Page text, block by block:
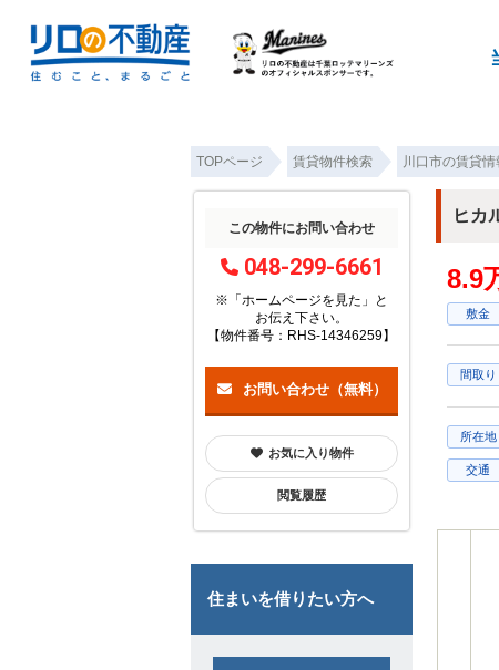
TOPページ 賃貸物件検索 川口市の賃貸
ヒカ
8.9
敷金
間取り
所在地
交通
この物件にお問い合わせ
048-299-6661
※「ホームページを見た」
と
お伝え下さい。
【物件番号：RHS-14346259】
お問い合わせ（無料）
お気に入り物件
閲覧履歴
住まいを借りたい方へ